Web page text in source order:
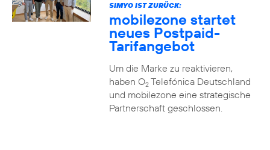
SIMYO IST ZURÜCK:
mobilezone startet
neues Postpaid-
Tarifangebot
Um die Marke zu reaktivieren,
haben O2Telefónica Deutschland
und mobilezone eine strategische
Partnerschaft geschlossen.